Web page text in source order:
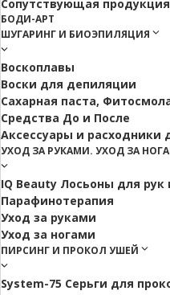
Сопутствующая
БОДИ-АРТ
ШУГАРИНГ И БИОЭПИЛЯЦИЯ
Воскоплавы
Воски для депиляции
Сахарная паста,
Средства До и После
Аксессуары и расходники
УХОД ЗА РУКАМИ. УХОД ЗА
IQ Beauty Лосьоны для рук
Парафинотерапия
Уход за руками
Уход за ногами
ПИРСИНГ И ПРОКОЛ УШЕЙ
System-75 Серьги для